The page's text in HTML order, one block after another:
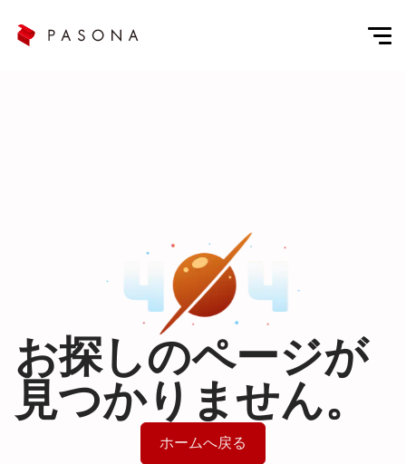
お探しのページが
見つかりません。
ホームへ戻る